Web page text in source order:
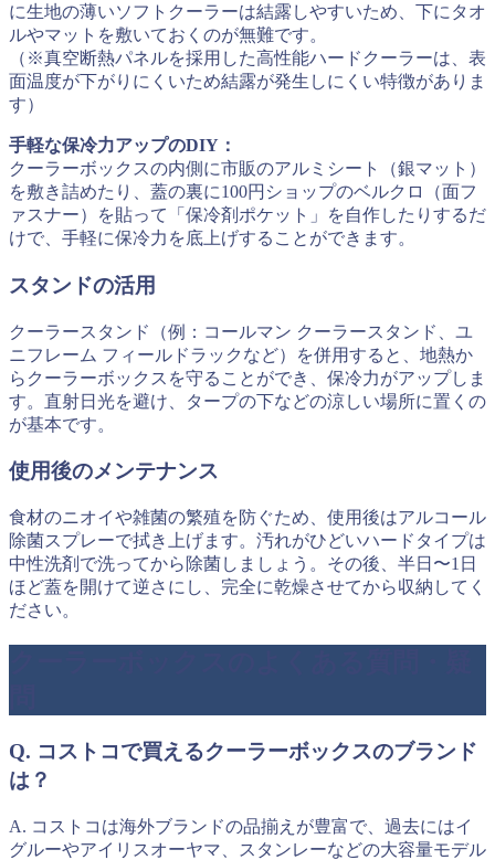
に生地の薄いソフトクーラーは結露しやすいため、下にタオ
ルやマットを敷いておくのが無難です。
（※真空断熱パネルを採用した高性能ハードクーラーは、表
面温度が下がりにくいため結露が発生しにくい特徴がありま
す）
手軽な保冷力アップのDIY：
クーラーボックスの内側に市販のアルミシート（銀マット）
を敷き詰めたり、蓋の裏に100円ショップのベルクロ（面フ
ァスナー）を貼って「保冷剤ポケット」を自作したりするだ
けで、手軽に保冷力を底上げすることができます。
スタンドの活用
クーラースタンド（例：コールマン クーラースタンド、ユ
ニフレーム フィールドラックなど）を併用すると、地熱か
らクーラーボックスを守ることができ、保冷力がアップしま
す。直射日光を避け、タープの下などの涼しい場所に置くの
が基本です。
使用後のメンテナンス
食材のニオイや雑菌の繁殖を防ぐため、使用後はアルコール
除菌スプレーで拭き上げます。汚れがひどいハードタイプは
中性洗剤で洗ってから除菌しましょう。その後、半日〜1日
ほど蓋を開けて逆さにし、完全に乾燥させてから収納してく
ださい。
Q. コストコで買えるクーラーボックスのブランド
は？
A. コストコは海外ブランドの品揃えが豊富で、過去にはイ
グルーやアイリスオーヤマ、スタンレーなどの大容量モデル